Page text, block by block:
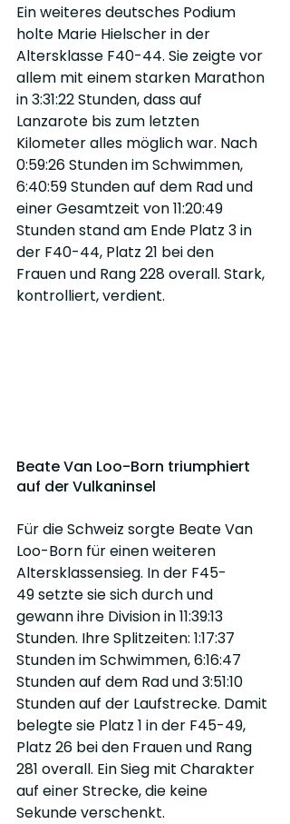
Ein weiteres deutsches Podium
holte Marie Hielscher in der
Altersklasse F40-44. Sie zeigte vor
allem mit einem starken Marathon
in 3:31:22 Stunden, dass auf
Lanzarote bis zum letzten
Kilometer alles möglich war. Nach
0:59:26 Stunden im Schwimmen,
6:40:59 Stunden auf dem Rad und
einer Gesamtzeit von 11:20:49
Stunden stand am Ende Platz 3 in
der F40-44, Platz 21 bei den
Frauen und Rang 228 overall. Stark,
kontrolliert, verdient.
Beate Van Loo-Born triumphiert
auf der Vulkaninsel
Für die Schweiz sorgte Beate Van
Loo-Born für einen weiteren
Altersklassensieg. In der F45-
49 setzte sie sich durch und
gewann ihre Division in 11:39:13
Stunden. Ihre Splitzeiten: 1:17:37
Stunden im Schwimmen, 6:16:47
Stunden auf dem Rad und 3:51:10
Stunden auf der Laufstrecke. Damit
belegte sie Platz 1 in der F45-49,
Platz 26 bei den Frauen und Rang
281 overall. Ein Sieg mit Charakter
auf einer Strecke, die keine
Sekunde verschenkt.